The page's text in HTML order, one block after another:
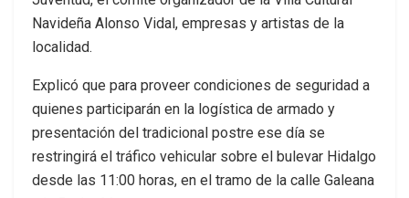
Navideña Alonso Vidal, empresas y artistas de la
localidad.
Explicó que para proveer condiciones de seguridad a
quienes participarán en la logística de armado y
presentación del tradicional postre ese día se
restringirá el tráfico vehicular sobre el bulevar Hidalgo
desde las 11:00 horas, en el tramo de la calle Galeana